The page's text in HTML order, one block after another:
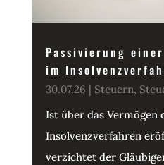
Passivierung
im
30.07.26 | Steuern,
Ist über das Vermögen
Insolvenzverfahren
verzichtet der